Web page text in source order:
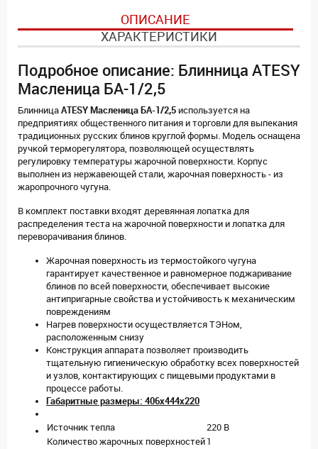
ОПИСАНИЕ
ХАРАКТЕРИСТИКИ
Подробное описание: Блинница ATESY
Масленица БА-1/2,5
Блинница ATESY Масленица БА-1/2,5 используется на
предприятиях общественного питания и торговли для выпекания
традиционных русских блинов круглой формы. Модель оснащена
ручкой терморегулятора, позволяющей осуществлять
регулировку температуры жарочной поверхности. Корпус
выполнен из нержавеющей стали, жарочная поверхность - из
жаропрочного чугуна.
В комплект поставки входят деревянная лопатка для
распределения теста на жарочной поверхности и лопатка для
переворачивания блинов.
Жарочная поверхность из термостойкого чугуна
гарантирует качественное и равномерное поджаривание
блинов по всей поверхности, обеспечивает высокие
антипригарные свойства и устойчивость к механическим
повреждениям
Нагрев поверхности осуществляется ТЭНом,
расположенным снизу
Конструкция аппарата позволяет производить
тщательную гигиеническую обработку всех поверхностей
и узлов, контактирующих с пищевыми продуктами в
процессе работы.
Габаритные размеры: 406х444х220
Источник тепла
220 В
Количество жарочных поверхностей 1